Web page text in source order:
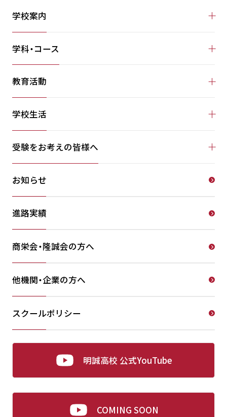
学校案内
学科・コース
教育活動
学校生活
受験をお考えの皆様へ
お知らせ
進路実績
商栄会・隆誠会の方へ
他機関・企業の方へ
スクールポリシー
明誠高校 公式YouTube
COMING SOON